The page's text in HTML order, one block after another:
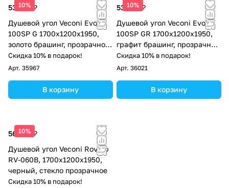
10%
53 823 ₽
Душевой угол Veconi Evo
100SP G 1700х1200x1950,
золото брашинг, прозрачное
стекло
Скидка 10% в подарок!
Арт. 35967
В корзину
10%
53 823 ₽
Душевой угол Veconi Evo
100SP GR 1700х1200x1950,
графит брашинг, прозрачное
стекло
Скидка 10% в подарок!
Арт. 36021
В корзину
10%
56 535 ₽
Душевой угол Veconi Rovigo
RV-060B, 1700х1200х1950,
черный, стекло прозрачное
Скидка 10% в подарок!